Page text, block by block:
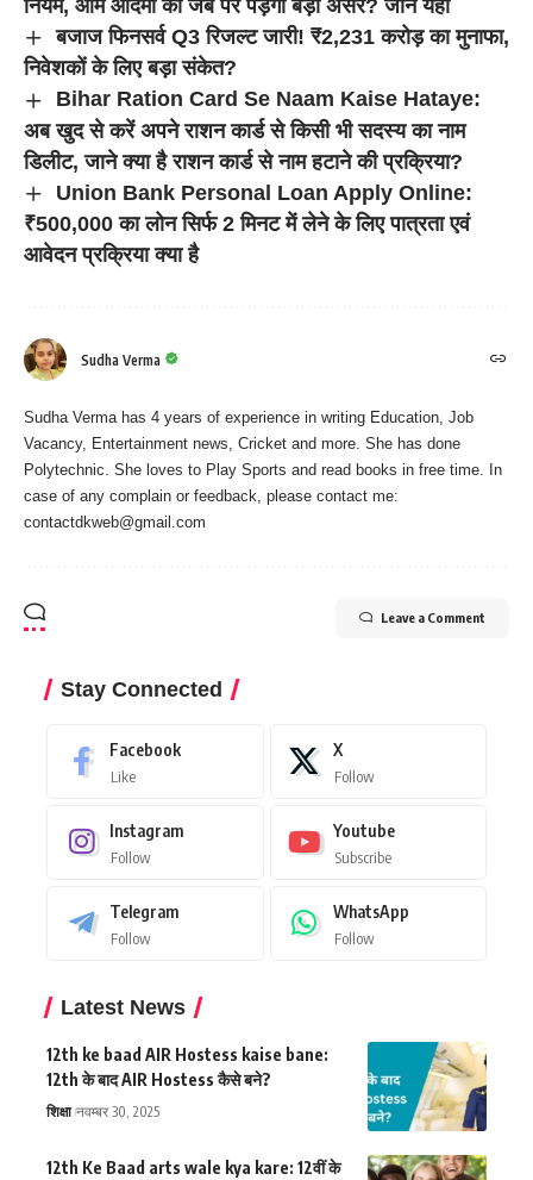
नियम, आम आदमी की जेब पर पड़ेगा बड़ा असर? जानें यहां
बजाज फिनसर्व Q3 रिजल्ट जारी! ₹2,231 करोड़ का मुनाफा,
निवेशकों के लिए बड़ा संकेत?
Bihar Ration Card Se Naam Kaise Hataye:
अब खुद से करें अपने राशन कार्ड से किसी भी सदस्य का नाम
डिलीट, जाने क्या है राशन कार्ड से नाम हटाने की प्रक्रिया?
Union Bank Personal Loan Apply Online:
₹500,000 का लोन सिर्फ 2 मिनट में लेने के लिए पात्रता एवं
आवेदन प्रक्रिया क्या है
Sudha Verma
Sudha Verma has 4 years of experience in writing Education, Job
Vacancy, Entertainment news, Cricket and more. She has done
Polytechnic. She loves to Play Sports and read books in free time. In
case of any complain or feedback, please contact me:
contactdkweb@gmail.com
Leave a Comment
Stay Connected
Facebook
Like
X
Follow
Instagram
Follow
Youtube
Subscribe
Telegram
Follow
WhatsApp
Follow
Latest News
12th ke baad AIR Hostess kaise bane:
12th के बाद AIR Hostess कैसे बने?
शिक्षा नवम्बर 30, 2025
12th Ke Baad arts wale kya kare: 12वीं के